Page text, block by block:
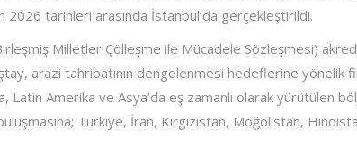
tarihleri arasında İstanbul’da gerçekleştirildi.
Milletler Çölleşme ile Mücadele Sözleşmesi)
arazi tahribatının dengelenmesi hedeflerine yönelik
Latin Amerika ve Asya’da eş zamanlı olarak yürütülen
Türkiye, İran, Kırgızistan, Moğolistan,